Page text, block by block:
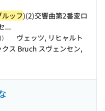
ルッフ)(2)交響曲第2番変ロ
...
ヴェッツ, リヒャルト
クス Bruch スヴェンセン,